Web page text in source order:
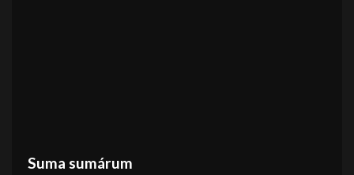
Suma sumárum